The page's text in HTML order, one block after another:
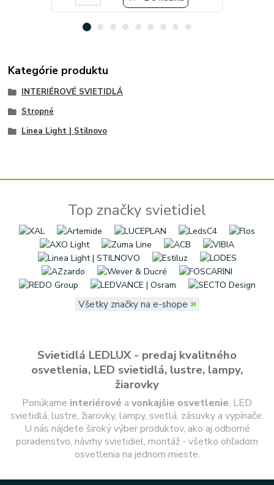
Kategórie produktu
INTERIÉROVÉ SVIETIDLÁ
Stropné
Linea Light | Stilnovo
Top značky svietidiel
Všetky značky na e-shope »
Svietidlá LEDLUX - predaj kvalitného
osvetlenia, LED svietidlá, lustre, lampy,
žiarovky
Ponúkame interiérové a vonkajšie osvetlenie, LED
svietidlá, lustre, žiarovky, lampy, svetlá, zásuvky a vypínače.
U nás nájdete široký výber produktov, ako aj odborné
poradenstvo, návrhy svietidiel, montáž - všetko ohľadom
osvetlenia na jednom mieste.